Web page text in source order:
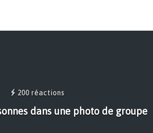
200 réactions
dans une photo de groupe